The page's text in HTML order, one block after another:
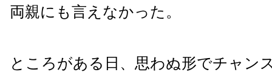
両親にも言えなかった。
ところがある日、思わぬ形でチャン